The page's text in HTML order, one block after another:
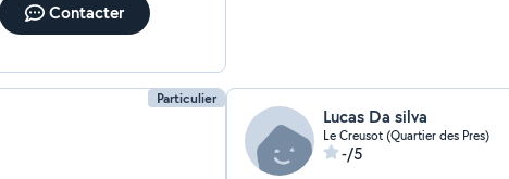
Contacter
Particulier
Lucas Da silva
Le Creusot (Quartier des Pres)
-/5